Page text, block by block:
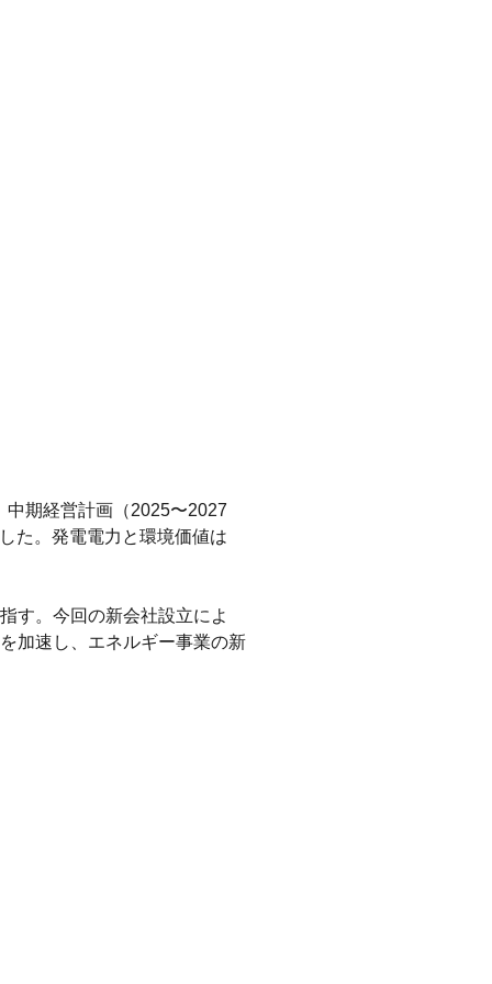
期経営計画（2025〜2027
た。発電電力と環境価値は
す。今回の新会社設立によ
加速し、エネルギー事業の新